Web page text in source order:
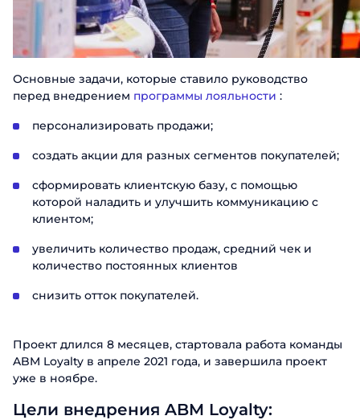
Основные задачи, которые ставило руководство
перед внедрением программы лояльности :
персонализировать продажи;
создать акции для разных сегментов покупателей;
сформировать клиентскую базу, с помощью
которой наладить и улучшить коммуникацию с
клиентом;
увеличить количество продаж, средний чек и
количество постоянных клиентов
снизить отток покупателей.
Проект длился 8 месяцев, стартовала работа команды
ABM Loyalty в апреле 2021 года, и завершила проект
уже в ноябре.
Цели внедрения ABM Loyalty: